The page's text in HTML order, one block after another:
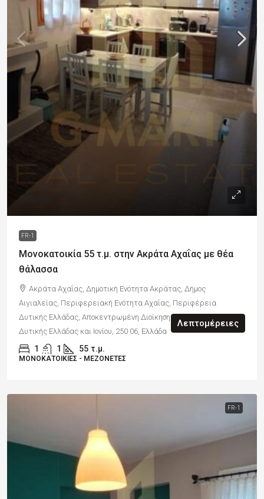
€75,000
FR-1
Μονοκατοικία 55 τ.μ. στην Ακράτα Αχαΐας με θέα
θάλασσα
Ακράτα Αχαΐας, Δημοτική Ενότητα Ακράτας, Δήμος
Αιγιαλείας, Περιφερειακή Ενότητα Αχαΐας, Περιφέρεια
Δυτικής Ελλάδας, Αποκεντρωμένη Διοίκηση Πελοποννήσου,
Δυτικής Ελλάδας και Ιονίου, 250 06, Ελλάδα
1 1 55 τ.μ.
ΜΟΝΟΚΑΤΟΙΚΊΕΣ - ΜΕΖΟΝΈΤΕΣ
Λεπτομέρειες
FR-1